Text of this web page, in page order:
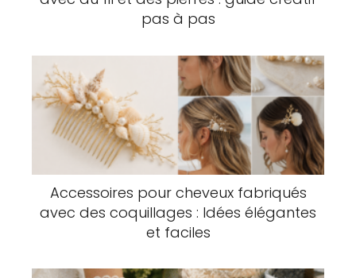
pas à pas
Accessoires pour cheveux fabriqués
avec des coquillages : Idées élégantes
et faciles